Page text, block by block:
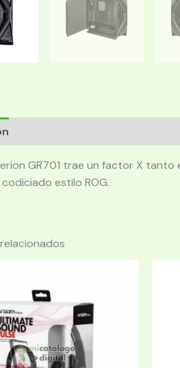
GR701 trae un factor X
codiciado estilo ROG.